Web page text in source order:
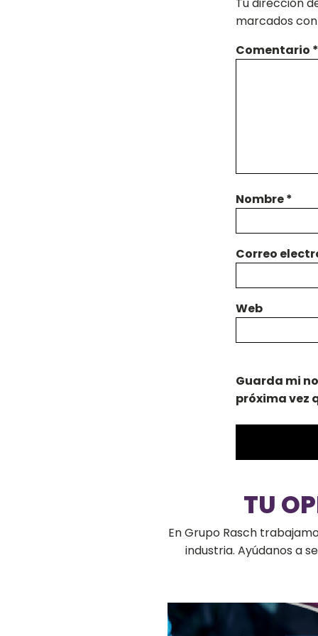
Tu dirección
marcados
Comentario *
Nombre*
Correo
Web
Guarda mi
próxima vez
TU
En Grupo Rasch
industria. Ayúdanos a